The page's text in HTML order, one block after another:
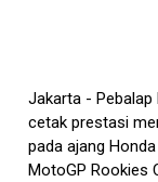
Jakarta -
cetak prestasi
pada ajang
MotoGP Rookies